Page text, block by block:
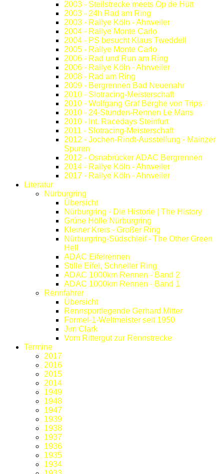
2003 - Steilstrecke meets Op de Hütt
2003 - 24h Rad am Ring
2003 - Rallye Köln - Ahrweiler
2004 - Rallye Monte Carlo
2004 - PS besucht Klaus Tweddell
2005 - Rallye Monte Carlo
2006 - Rad und Run am Ring
2006 - Rallye Köln - Ahrweiler
2008 - Rad am Ring
2009 - Bergrennen Bad Neuenahr
2010 - Slotracing-Meisterschaft
2010 - Wolfgang Graf Berghe von Trips
2010 - 24-Stunden-Rennen Le Mans
2010 - Int. Racedays Steinfurt
2011 - Slotracing-Meisterschaft
2012 - Jochen-Rindt-Ausstellung - Mainzer
Spuren
2012 - Osnabrücker ADAC Bergrennen
2014 - Rallye Köln - Ahrweiler
2017 - Rallye Köln - Ahrweiler
Literatur
Nürburgring
Übersicht
Nürburgring - Die Historie | The History
Grüne Hölle Nürburgring
Kleiner Kreis - Großer Ring
Nürburgring-Südschleif - The Other Green
Hell
ADAC Eifelrennen
Stille Eifel, Schneller Ring
ADAC 1000km Rennen - Band 2
ADAC 1000km Rennen - Band 1
Rennfahrer
Übersicht
Rennsportlegende Gerhard Mitter
Formel-1-Weltmeister seit 1950
Jim Clark
Vom Rittergut zur Rennstrecke
Termine
2017
2016
2015
2014
1949
1948
1947
1939
1938
1937
1936
1935
1934